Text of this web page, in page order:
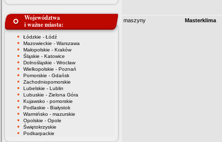
Województwa
i ważne miasta:
Łódzkie - Łódź
Mazowieckie - Warszawa
Małopolskie - Kraków
Śląskie - Katowice
Dolnośląskie - Wrocław
Wielkopolskie - Poznań
Pomorskie - Gdańsk
Zachodniopomorskie
Lubelskie - Lublin
Lubuskie - Zielona Góra
Kujawsko - pomorskie
Podlaskie - Białystok
Warmińsko - mazurskie
Opolskie - Opole
Świętokrzyskie
Podkarpackie
maszyny Masterklima